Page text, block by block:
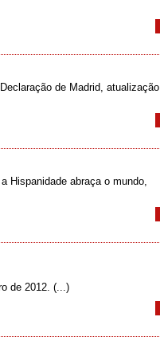
de Madrid, atualização
Hispanidade abraça o mundo,
de 2012. (...)